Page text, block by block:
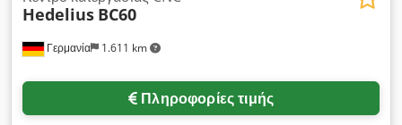
Γερμανία 1.611 km
Hedelius BC60
Πληροφορίες τιμής